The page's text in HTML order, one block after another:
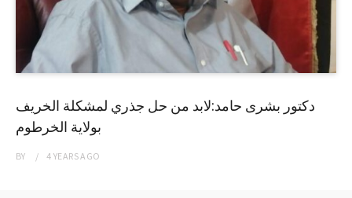
دكتور بشرى حامد:لابد من حل جذري لمشكلة الخريف
بولاية الخرطوم
BY 4 YEARSAGO